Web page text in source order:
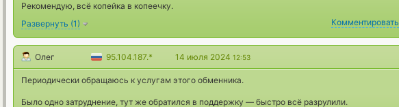
Рекомендую, всё копейка в копеечку.
Развернуть (1) Комментировать
Олег 95.104.187.* 14 июля 2024 12:53
Периодически обращаюсь к услугам этого обменника.
Было одно затруднение, тут же обратился в поддержку — быстро всё разрулили.